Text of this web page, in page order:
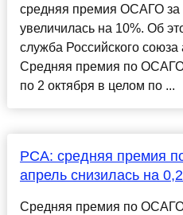
средняя премия ОСАГО за
увеличилась на 10%. Об
служба Российского
Средняя премия по ОСАГО
по 2 октября в целом по ...
РСА: ​средняя премия
апрель снизилась на
Средняя премия по ОСАГО